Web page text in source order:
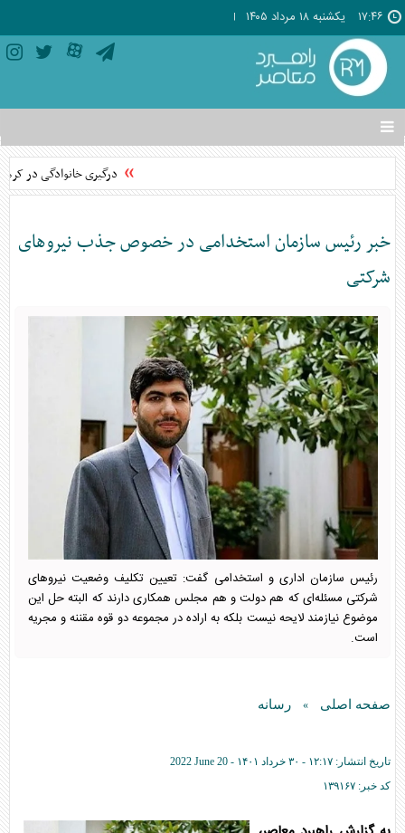
۱۷:۴۶ يکشنبه ۱۸ مرداد ۱۴۰۵
تغییر
وضعیت
منوی
ها
درگیری خانوادگی در کرمانشاه
خبر رئیس سازمان استخدامی در خصوص جذب نیرو‌های
شرکتی
رئیس سازمان اداری و استخدامی گفت: تعیین تکلیف وضعیت نیرو‌های
شرکتی مسئله‌ای که هم دولت و هم مجلس همکاری دارند که البته حل این
موضوع نیازمند لایحه نیست بلکه به اراده در مجموعه دو قوه مقننه و مجریه
است.
صفحه اصلی » رسانه
تاریخ انتشار: ۱۲:۱۷ - ۳۰ خرداد ۱۴۰۱ -
2022 June 20
کد خبر: ۱۳۹۱۶۷